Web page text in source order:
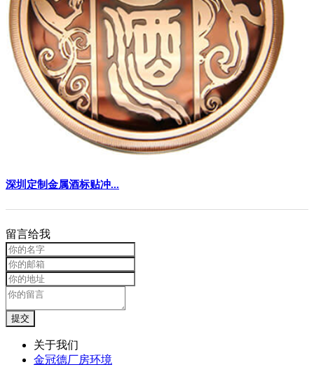
深圳定制金属酒标贴冲...
留言给我
关于我们
金冠德厂房环境